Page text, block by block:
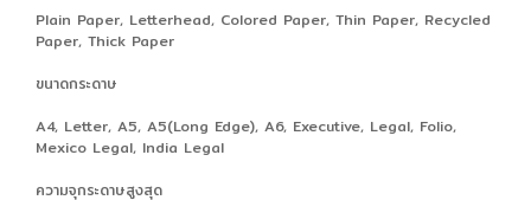
Plain Paper, Letterhead, Colored Paper, Thin Paper, Recycled
Paper, Thick Paper
ขนาดกระดาษ
A4, Letter, A5, A5(Long Edge), A6, Executive, Legal, Folio,
Mexico Legal, India Legal
ความจุกระดาษสูงสุด